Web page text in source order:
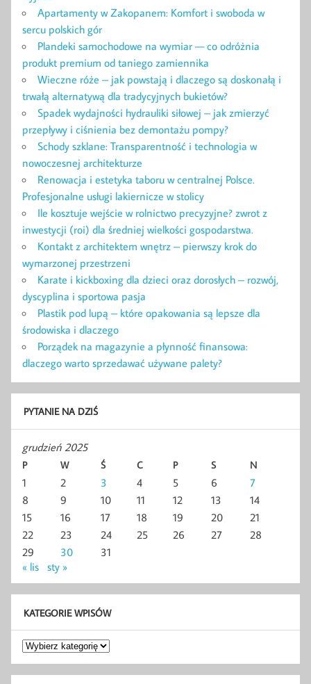
Apartamenty w Zakopanem: Komfort i swoboda w
sercu polskich gór
Plandeki samochodowe na wymiar — co odróżnia
produkt premium od taniego zamiennika
Wieczne róże – jak powstają i dlaczego są doskonałą i
trwałą alternatywą dla tradycyjnych bukietów?
Spadek wydajności hydrauliki siłowej – jak zmierzyć
przepływy i ciśnienia bez demontażu pompy?
Schody szklane: Transparentność i technologia w
nowoczesnej architekturze
Renowacja i estetyka taboru w centralnej Polsce.
Profesjonalne usługi lakiernicze w stolicy
Ile kosztuje wejście w rolnictwo precyzyjne? zwrot z
inwestycji (roi) dla średniej wielkości gospodarstwa.
Kontakt z architektem wnętrz – pierwszy krok do
wymarzonej przestrzeni
Karate i kickboxing dla dzieci oraz dorosłych – rozwój,
dyscyplina i sportowa pasja
Plastik pod lupą – które opakowania są lepsze dla
środowiska i dlaczego
Porządek na magazynie a płynność finansowa:
dlaczego warto sprzedawać używane palety?
PYTANIE NA DZIŚ
grudzień 2025
P W Ś C P S N
1 2 3 4 5 6
7
8
9 10 11 12 13
14
15
16 17 18 19 20
21
22
23 24 25 26 27
28
29
30
31
« lis sty »
KATEGORIE WPISÓW
Kategorie
wpisów